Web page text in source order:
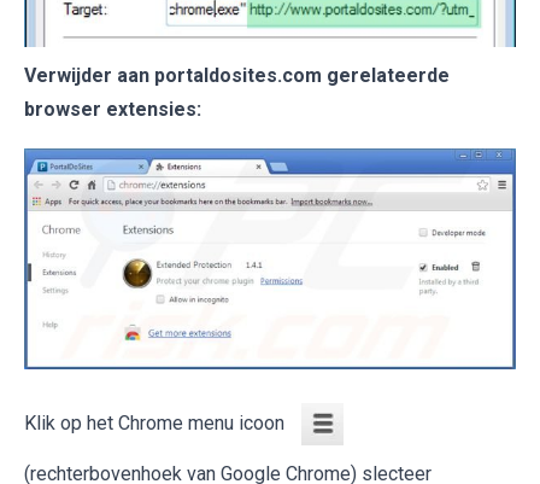
Verwijder aan portaldosites.com gerelateerde
browser extensies:
Klik op het Chrome menu icoon
(rechterbovenhoek van Google Chrome) slecteer